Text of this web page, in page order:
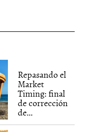
Repasando el
Market
Timing: final
de corrección
de...